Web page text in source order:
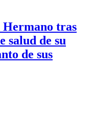
Hermano tras
salud de su
de sus